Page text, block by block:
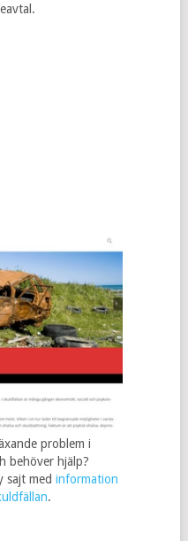
problem i
behöver hjälp?
sajt med information
.